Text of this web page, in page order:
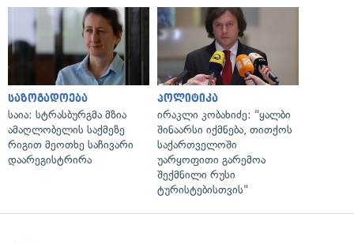
საზოგადოება
საია: სტრასბურგმა მზია
ამაღლობელის საქმეზე
რიგით მეოთხე საჩივარი
დაარეგისტრირა
პოლიტიკა
ირაკლი კობახიძე: "ყალბი
შინაარსი იქმნება, თითქოს
საქართველოში
უარყოფითი გარემოა
შექმნილი რუსი
ტურისტებისთვის"